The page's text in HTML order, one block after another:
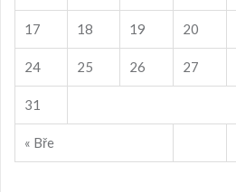
« Bře
17 18 19 20
24 25 26 27
31